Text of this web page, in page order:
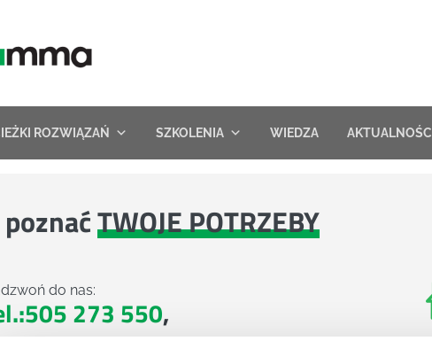
ROZWIĄZAŃ SZKOLENIA WIEDZA AKTUALNOŚCI
TWOJE POTRZEBY
do nas:
273 550,